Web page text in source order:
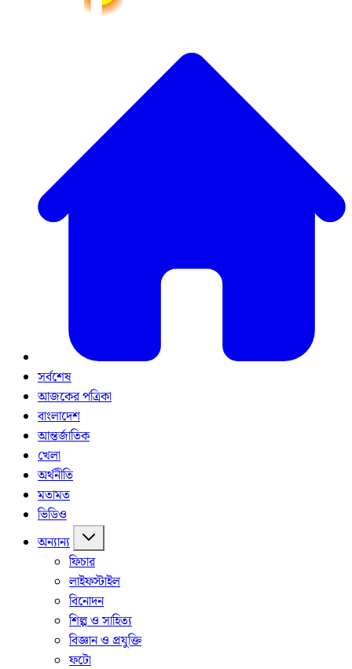
সর্বশেষ
আজকের পত্রিকা
বাংলাদেশ
আন্তর্জাতিক
খেলা
অর্থনীতি
মতামত
ভিডিও
অন্যান্য
ফিচার
লাইফস্টাইল
বিনোদন
শিল্প ও সাহিত্য
বিজ্ঞান ও প্রযুক্তি
ফটো